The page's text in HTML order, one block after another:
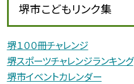
堺市こどもリンク集
堺１００冊チャレンジ
堺スポーツチャレンジランキング
堺市イベントカレンダー